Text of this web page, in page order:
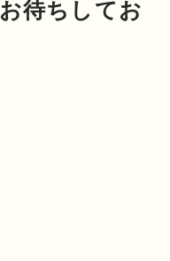
お待ちしてお